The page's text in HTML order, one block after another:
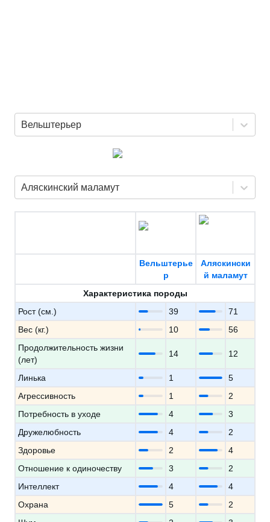
Вельштерьер
Аляскинский маламут
Вельштерье
р
Аляскински
й маламут
Характеристика породы
Рост (см.)
39
71
Вес (кг.)
10
56
Продолжительность жизни
(лет)
14 12
Линька 1
5
Агрессивность
1
2
Потребность в уходе
4
3
Дружелюбность
4
2
Здоровье
2
4
Отношение к одиночеству
3
2
Интеллект
4
4
Охрана
5
2